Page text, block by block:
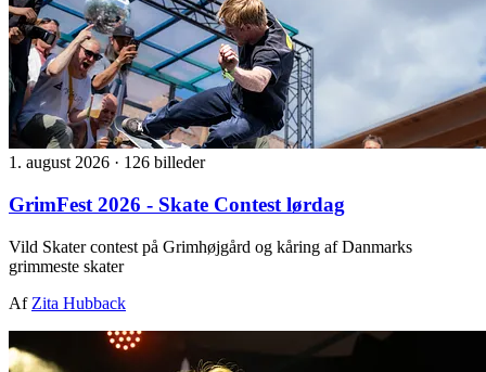
1. august 2026 · 126 billeder
GrimFest 2026 - Skate Contest lørdag
Vild Skater contest på Grimhøjgård og kåring af Danmarks
grimmeste skater
Af Zita Hubback